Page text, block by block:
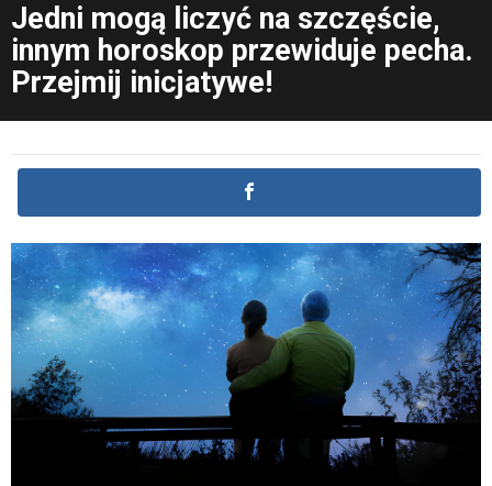
Jedni mogą liczyć na szczęście,
innym horoskop przewiduje pecha.
Przejmij inicjatywe!